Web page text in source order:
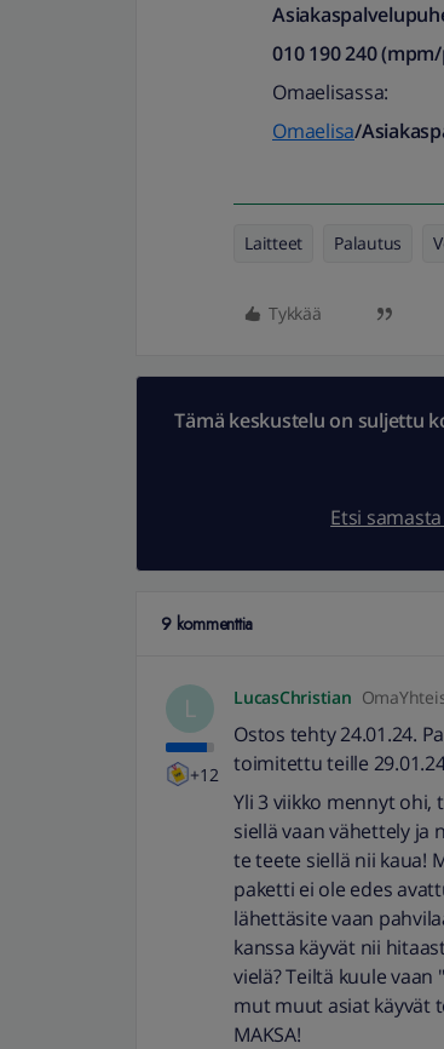
010 190 240
Omaelisassa:
Omaelisa/
Laitteet Palautus
Tykkää
Tämä keskustelu on suljettu
Etsi
9 kommenttia
L
+12
LucasChristian
Ostos tehty 24.01.24.
toimitettu teille
Yli 3 viikko mennyt ohi,
siellä vaan vähettely ja
te teete siellä nii kaua!
paketti ei ole edes
lähettäsite vaan
kanssa käyvät nii
vielä? Teiltä kuule
mut muut asiat käyvät
MAKSA!